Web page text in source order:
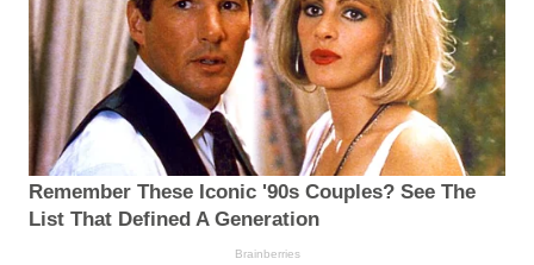
Remember These Iconic '90s Couples? See The
List That Defined A Generation
Brainberries